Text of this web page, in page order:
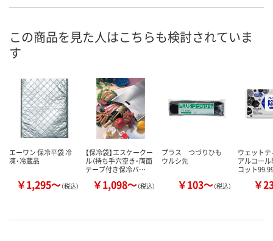
号
お届け日
数量
カゴへ
数量
カゴへ カ
この商品を見た人はこちらも検討されていま
す
エーワン 保冷平袋 冷
凍・冷蔵品
￥1,295～（税込）
【保冷袋】エスケークー
ル（持ち手穴空き・両面
テープ付き保冷バ…
￥1,098～（税込）
プラス つづりひも
ウルシ先
￥103～（税込）
ウェット
アルコー
コット
￥